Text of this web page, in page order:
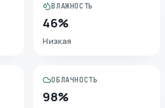
ВЛАЖНОСТЬ
46%
Низкая
ОБЛАЧНОСТЬ
98%